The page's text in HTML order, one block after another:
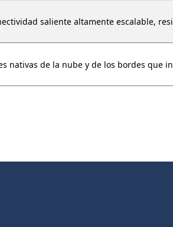
saliente altamente escalable,
nativas de la nube y de los bordes que